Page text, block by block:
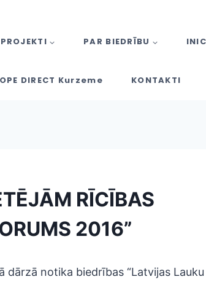
PROJEKTI PAR BIEDRĪBU
DIRECT Kurzeme KONTAKTI
RĪCĪBAS
2016”
dārzā notika biedrības “Latvijas Lauku